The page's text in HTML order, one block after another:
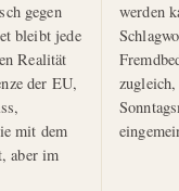
gegen
bleibt jede
Realität
der EU,
mit dem
aber im
werden